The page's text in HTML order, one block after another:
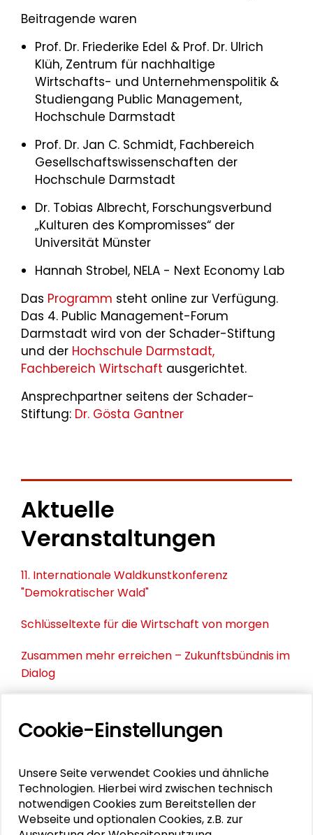
Beitragende waren
Prof. Dr. Friederike Edel & Prof. Dr. Ulrich
Klüh, Zentrum für nachhaltige
Wirtschafts- und Unternehmenspolitik &
Studiengang Public Management,
Hochschule Darmstadt
Prof. Dr. Jan C. Schmidt, Fachbereich
Gesellschaftswissenschaften der
Hochschule Darmstadt
Dr. Tobias Albrecht, Forschungsverbund
„Kulturen des Kompromisses“ der
Universität Münster
Hannah Strobel, NELA - Next Economy Lab
Das Programm steht online zur Verfügung.
Das 4. Public Management-Forum
Darmstadt wird von der Schader-Stiftung
und der Hochschule Darmstadt,
Fachbereich Wirtschaft ausgerichtet.
Ansprechpartner seitens der Schader-
Stiftung: Dr. Gösta Gantner
Aktuelle
Veranstaltungen
11. Internationale Waldkunstkonferenz
"Demokratischer Wald"
Schlüsseltexte für die Wirtschaft von morgen
Zusammen mehr erreichen – Zukunftsbündnis im
Dialog
25. Runder Tisch Wissenschaftsstadt Darmstadt
PERSONEN IM KONTEXT
Ulrich Klüh
Cookie-Einstellungen
Unsere Seite verwendet Cookies und ähnliche
Technologien. Hierbei wird zwischen technisch
notwendigen Cookies zum Bereitstellen der
Webseite und optionalen Cookies, z.B. zur